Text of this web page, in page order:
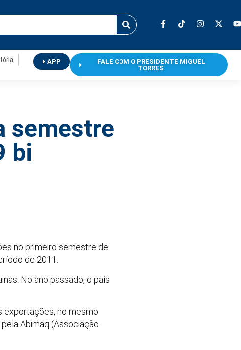
APP
FALE COM O PRESIDENTE MIGUEL
TORRES
semestre
bi
no primeiro semestre de
de 2011.
No ano passado, o país
exportações, no mesmo
Abimaq (Associação